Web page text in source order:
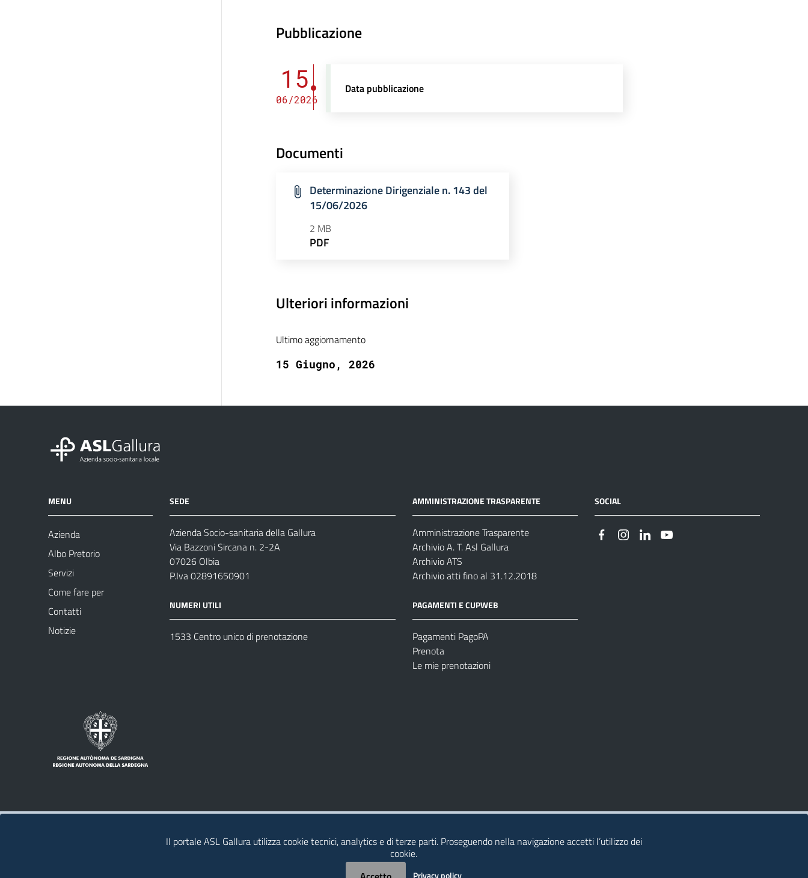
Pubblicazione
15
06/2026
Data pubblicazione
Documenti
Determinazione Dirigenziale n. 143 del
15/06/2026
2 MB
PDF
Ulteriori informazioni
Ultimo aggiornamento
15 Giugno, 2026
MENU
Azienda
Albo Pretorio
Servizi
Come fare per
Contatti
Notizie
SEDE
Azienda Socio-sanitaria della Gallura
Via Bazzoni Sircana n. 2-2A
07026 Olbia
P.Iva 02891650901
NUMERI UTILI
1533 Centro unico di prenotazione
AMMINISTRAZIONE TRASPARENTE
Amministrazione Trasparente
Archivio A. T. Asl Gallura
Archivio ATS
Archivio atti fino al 31.12.2018
PAGAMENTI E CUPWEB
Pagamenti PagoPA
Prenota
Le mie prenotazioni
SOCIAL
Il portale ASL Gallura utilizza cookie tecnici, analytics e di terze parti. Proseguendo nella navigazione accetti l’utilizzo dei
cookie.
Privacy policy